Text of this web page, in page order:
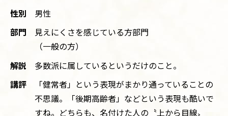
性別
男性
部門 見えにくさを感じている方部門
（一般の方）
解説 多数派に属しているというだけのこと。
講評 「健常者」という表現がまかり通っていることの
不思議。「後期高齢者」などという表現も酷いで
すね。どちらも、名付けた人の〝上から目線〟